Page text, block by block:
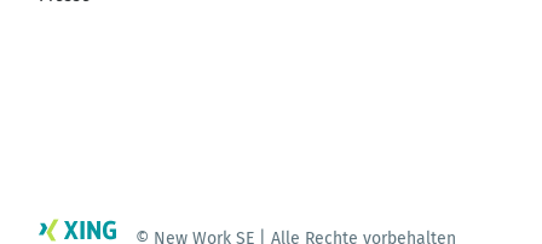
© New Work SE | Alle Rechte vorbehalten